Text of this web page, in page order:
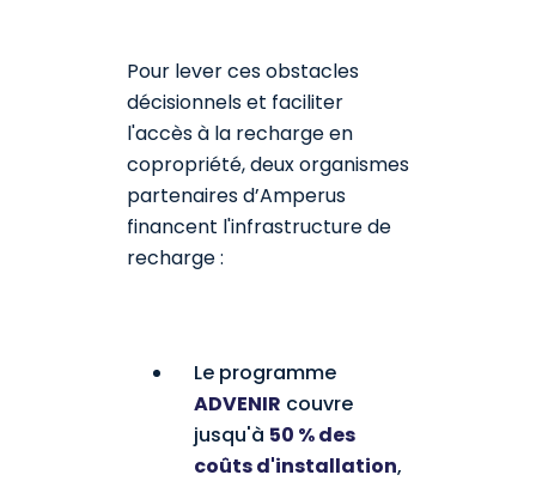
Pour lever ces obstacles
décisionnels et faciliter
l'accès à la recharge en
copropriété, deux organismes
partenaires d’Amperus
financent l'infrastructure de
recharge :
Le programme
ADVENIR couvre
jusqu'à 50 % des
coûts d'installation,